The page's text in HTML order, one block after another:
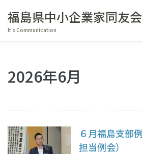
福島県中小企業家同友会
It's Communication
2026年6月
６月福島支部
担当例会）